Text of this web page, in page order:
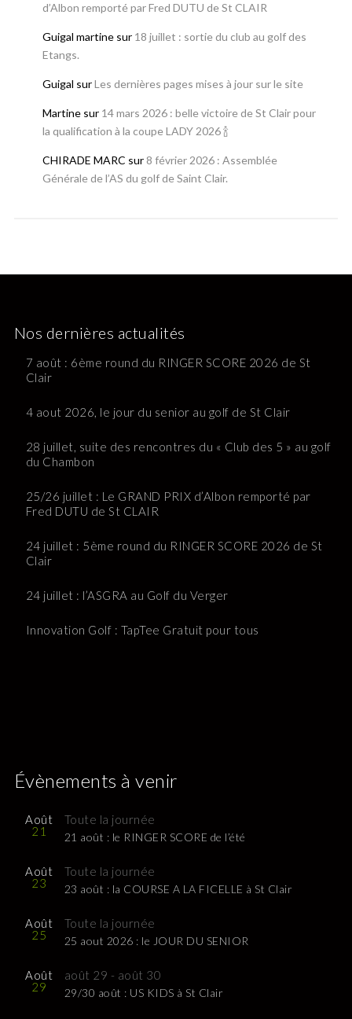
d’Albon remporté par Fred DUTU de St CLAIR
Guigal martinesur 18 juillet : sortie du club au golf des
Etangs.
Guigal surLes dernières pages mises à jour sur le site
Martinesur 14 mars 2026 : belle victoire de St Clair pour
la qualification à la coupe LADY 2026 🍾
CHIRADE MARC sur 8 février 2026 : Assemblée
Générale de l’AS du golf de Saint Clair.
Nos dernières actualités
7 août : 6ème round du RINGER SCORE 2026 de St
Clair
4 aout 2026, le jour du senior au golf de St Clair
28 juillet, suite des rencontres du « Club des 5 » au golf
du Chambon
25/26 juillet : Le GRAND PRIX d’Albon remporté par
Fred DUTU de St CLAIR
24 juillet : 5ème round du RINGER SCORE 2026 de St
Clair
24 juillet : l’ASGRA au Golf du Verger
Innovation Golf : TapTee Gratuit pour tous
Évènements à venir
Août
21
Toute la journée
21 août : le RINGER SCORE de l’été
Août
23
Toute la journée
23 août : la COURSE A LA FICELLE à St Clair
Août
25
Toute la journée
25 aout 2026 : le JOUR DU SENIOR
Août
29
août 29 - août 30
29/30 août : US KIDS à St Clair